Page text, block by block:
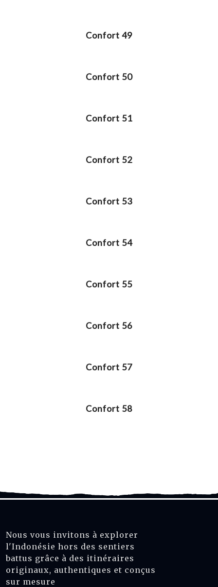
Confort 49
Confort 50
Confort 51
Confort 52
Confort 53
Confort 54
Confort 55
Confort 56
Confort 57
Confort 58
Nous vous invitons à explorer
l'Indonésie hors des sentiers
battus grâce à des itinéraires
originaux, authentiques et conçus
sur mesure